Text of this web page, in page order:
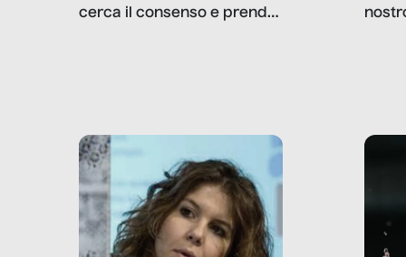
cerca il consenso e prende